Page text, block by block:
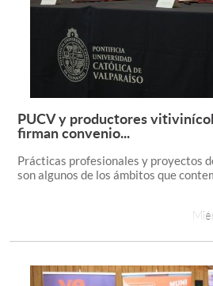
PUCV y productores
firman convenio...
Prácticas profesionales y proyectos
son algunos de los ámbitos que